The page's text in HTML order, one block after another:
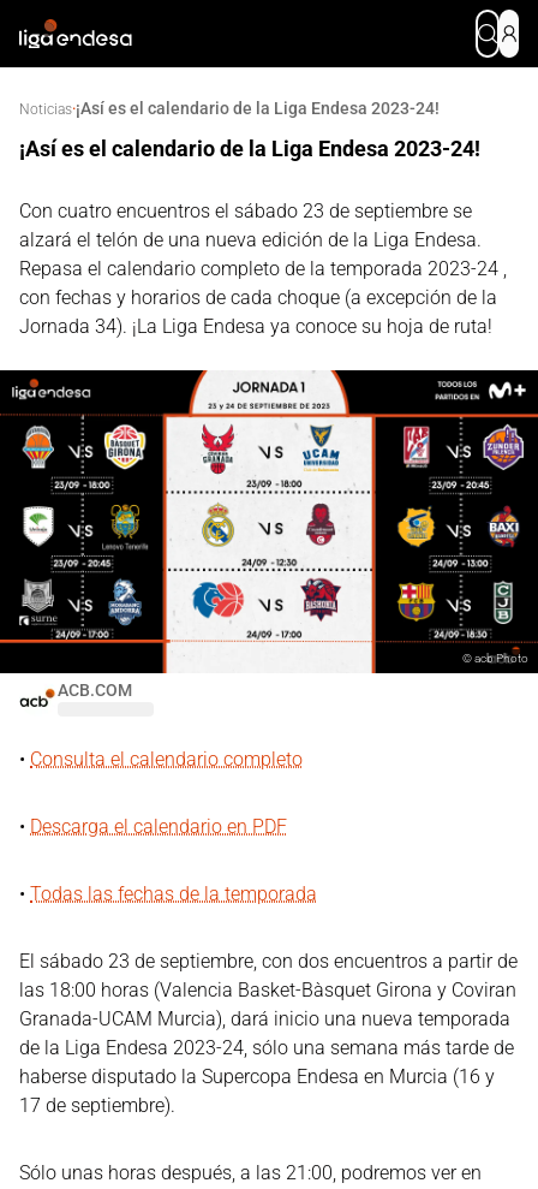
Noticias·¡Así es el calendario de la Liga Endesa 2023-24!
¡Así es el calendario de la Liga Endesa 2023-24!
Con cuatro encuentros el sábado 23 de septiembre se
alzará el telón de una nueva edición de la Liga Endesa.
Repasa el calendario completo de la temporada 2023-24 ,
con fechas y horarios de cada choque (a excepción de la
Jornada 34). ¡La Liga Endesa ya conoce su hoja de ruta!
ACB.COM
©acb Photo
• Consulta el calendario completo
• Descarga el calendario en PDF
• Todas las fechas de la temporada
El sábado 23 de septiembre, con dos encuentros a partir de
las 18:00 horas (Valencia Basket-Bàsquet Girona y Coviran
Granada-UCAM Murcia), dará inicio una nueva temporada
de la Liga Endesa 2023-24, sólo una semana más tarde de
haberse disputado la Supercopa Endesa en Murcia (16 y
17 de septiembre).
Sólo unas horas después, a las 21:00, podremos ver en